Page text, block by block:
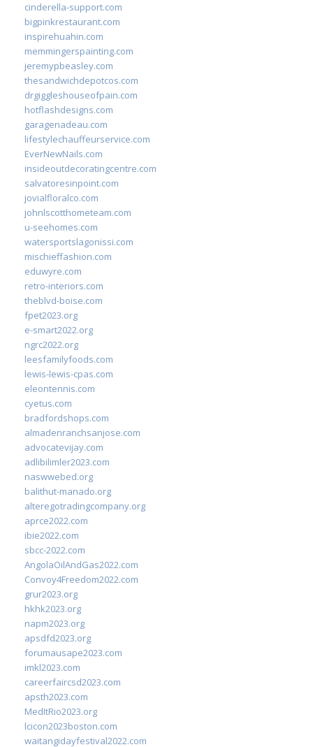
cinderella-support.com
bigpinkrestaurant.com
inspirehuahin.com
memmingerspainting.com
jeremypbeasley.com
thesandwichdepotcos.com
drgiggleshouseofpain.com
hotflashdesigns.com
garagenadeau.com
lifestylechauffeurservice.com
EverNewNails.com
insideoutdecoratingcentre.com
salvatoresinpoint.com
jovialfloralco.com
johnlscotthometeam.com
u-seehomes.com
watersportslagonissi.com
mischieffashion.com
eduwyre.com
retro-interiors.com
theblvd-boise.com
fpet2023.org
e-smart2022.org
ngrc2022.org
leesfamilyfoods.com
lewis-lewis-cpas.com
eleontennis.com
cyetus.com
bradfordshops.com
almadenranchsanjose.com
advocatevijay.com
adlibilimler2023.com
naswwebed.org
balithut-manado.org
alteregotradingcompany.org
aprce2022.com
ibie2022.com
sbcc-2022.com
AngolaOilAndGas2022.com
Convoy4Freedom2022.com
grur2023.org
hkhk2023.org
napm2023.org
apsdfd2023.org
forumausape2023.com
imkl2023.com
careerfaircsd2023.com
apsth2023.com
MedItRio2023.org
lcicon2023boston.com
waitangidayfestival2022.com